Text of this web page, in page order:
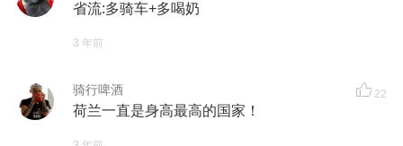
省流:多骑车+多喝奶
3 年前
骑行啤酒 22
荷兰一直是身高最高的国家！